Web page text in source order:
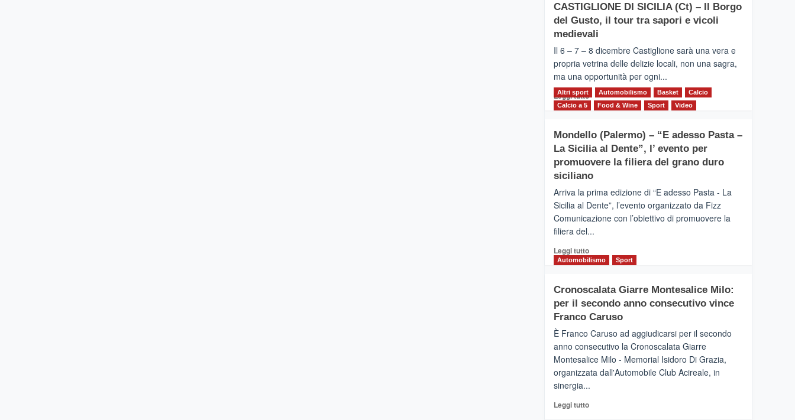
MOIO
ALCANTARA
–
alla
scoperta
del
territorio,
tra
sport
messaggi
di
CASTIGLIONE DI SICILIA (Ct) – Il Borgo
del Gusto, il tour tra sapori e vicoli
medievali
Il 6 – 7 – 8 dicembre Castiglione sarà una vera e
propria vetrina delle delizie locali, non una sagra,
ma una opportunità per ogni...
Leggi tuttoLeggi
CASTIGLIONE
DI
SICILIA
(Ct)
Il
Borgo
del
tour
tra
vicoli
medievali
Altri sport Automobilismo Basket
Calcio
Calcio a 5
Food & Wine Sport Video
Mondello (Palermo) – “E adesso Pasta –
La Sicilia al Dente”, l’ evento per
promuovere la filiera del grano duro
siciliano
Arriva la prima edizione di “E adesso Pasta - La
Sicilia al Dente”, l’evento organizzato da Fizz
Comunicazione con l’obiettivo di promuovere la
filiera del...
Leggi tuttoLeggi
di
Mondello
(Palermo)
–
adesso
Pasta
–
La
Dente”,
Automobilismo Sport
Cronoscalata Giarre Montesalice Milo:
per il secondo anno consecutivo vince
Franco Caruso
È Franco Caruso ad aggiudicarsi per il secondo
anno consecutivo la Cronoscalata Giarre
Montesalice Milo - Memorial Isidoro Di Grazia,
organizzata dall'Automobile Club Acireale, in
sinergia...
Leggi tuttoLeggi